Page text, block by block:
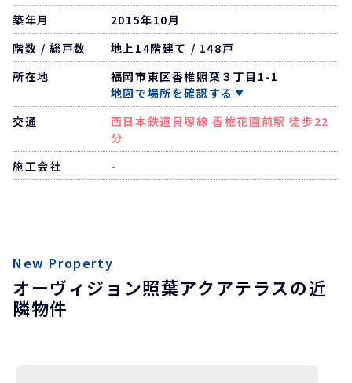
築年月
2015年10月
階数 / 総戸数
地上14階建て / 148戸
所在地
福岡市東区香椎照葉３丁目1-1
地図で場所を確認する
交通
西日本鉄道貝塚線 香椎花園前駅 徒歩22
分
施工会社
-
New Property
オーヴィジョン照葉アクアテラスの近
隣物件